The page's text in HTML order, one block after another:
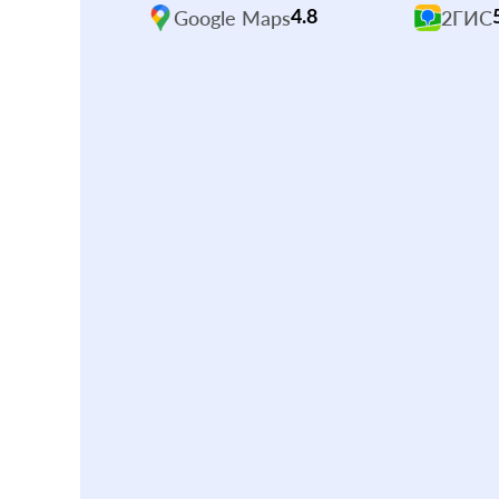
Google Maps4.8 2ГИС